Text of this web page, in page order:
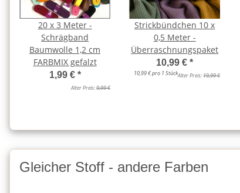
20 x 3 Meter -
Schrägband
Baumwolle 1,2 cm
FARBMIX gefalzt
1,99 € *
Alter Preis:9,99 €
Strickbündchen 10 x
0,5 Meter -
Überraschnungspaket
10,99 €*
10,99 € pro 1 StückAlter Preis:19,99 €
Gleicher Stoff - andere Farben